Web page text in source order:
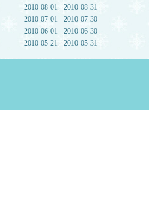
2010-08-01 - 2010-08-31
2010-07-01 - 2010-07-30
2010-06-01 - 2010-06-30
2010-05-21 - 2010-05-31